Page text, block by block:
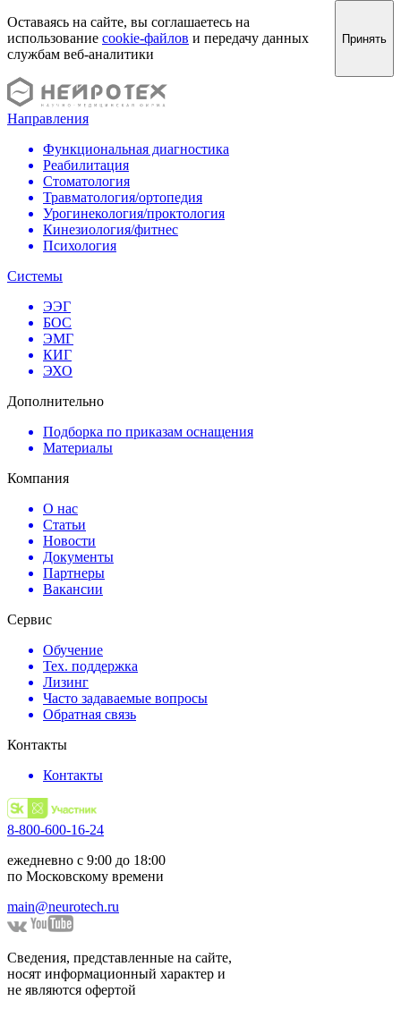
Оставаясь на сайте, вы соглашаетесь на
использование cookie-файлов и передачу данных
службам веб-аналитики
Принять
Направления
Функциональная диагностика
Реабилитация
Стоматология
Травматология/ортопедия
Урогинекология/проктология
Кинезиология/фитнес
Психология
Системы
ЭЭГ
БОС
ЭМГ
КИГ
ЭХО
Дополнительно
Подборка по приказам оснащения
Материалы
Компания
О нас
Статьи
Новости
Документы
Партнеры
Вакансии
Сервис
Обучение
Тех. поддержка
Лизинг
Часто задаваемые вопросы
Обратная связь
Контакты
Контакты
8-800-600-16-24
ежедневно с 9:00 до 18:00
по Московскому времени
main@neurotech.ru
Сведения, представленные на сайте,
носят информационный характер и
не являются офертой